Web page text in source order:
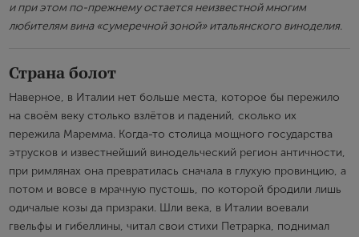
и при этом по-прежнему остается неизвестной многим
любителям вина «сумеречной зоной» итальянского виноделия.
Страна болот
Наверное, в Италии нет больше места, которое бы пережило
на своём веку столько взлётов и падений, сколько их
пережила Маремма. Когда-то столица мощного государства
этрусков и известнейший винодельческий регион античности,
при римлянах она превратилась сначала в глухую провинцию, а
потом и вовсе в мрачную пустошь, по которой бродили лишь
одичалые козы да призраки. Шли века, в Италии воевали
гвельфы и гибеллины, читал свои стихи Петрарка, поднимал